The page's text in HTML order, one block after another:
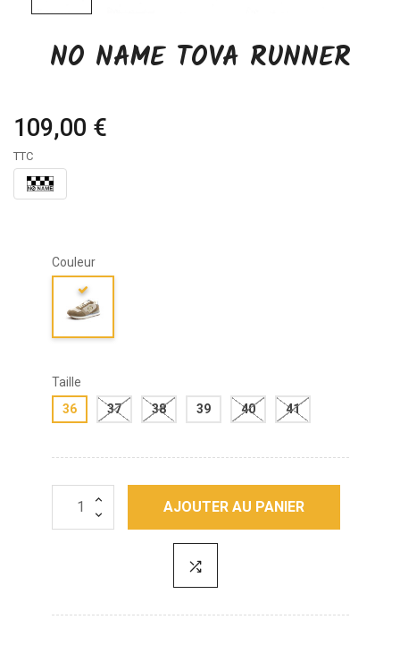
NO NAME TOVA RUNNER
109,00 €
TTC
Couleur
Taille
36
37 38 39 40 41
AJOUTER AU PANIER